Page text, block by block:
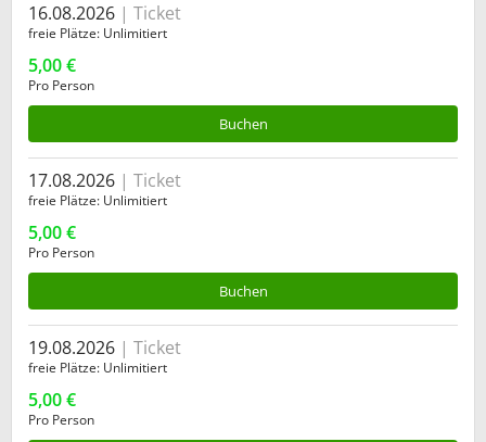
16.08.2026 Ticket
freie Plätze Unlimitiert
5,00 €
Pro Person
Buchen
17.08.2026 Ticket
freie Plätze Unlimitiert
5,00 €
Pro Person
Buchen
19.08.2026 Ticket
freie Plätze Unlimitiert
5,00 €
Pro Person